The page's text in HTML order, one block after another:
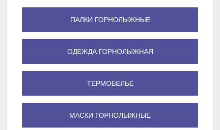
ПАЛКИ ГОРНОЛЫЖНЫЕ
ОДЕЖДА ГОРНОЛЫЖНАЯ
ТЕРМОБЕЛЬЁ
МАСКИ ГОРНОЛЫЖНЫЕ